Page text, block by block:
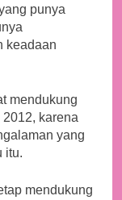
punya
keadaan
mendukung
karena
yang
itu.
mendukung